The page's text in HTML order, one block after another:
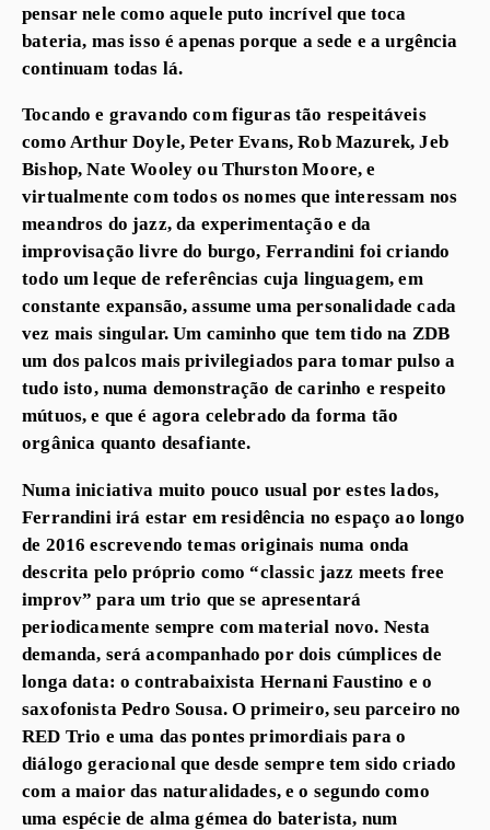
pensar nele como aquele puto incrível que toca
bateria, mas isso é apenas porque a sede e a urgência
continuam todas lá.
Tocando e gravando com figuras tão respeitáveis
como Arthur Doyle, Peter Evans, Rob Mazurek, Jeb
Bishop, Nate Wooley ou Thurston Moore, e
virtualmente com todos os nomes que interessam nos
meandros do jazz, da experimentação e da
improvisação livre do burgo, Ferrandini foi criando
todo um leque de referências cuja linguagem, em
constante expansão, assume uma personalidade cada
vez mais singular. Um caminho que tem tido na ZDB
um dos palcos mais privilegiados para tomar pulso a
tudo isto, numa demonstração de carinho e respeito
mútuos, e que é agora celebrado da forma tão
orgânica quanto desafiante.
Numa iniciativa muito pouco usual por estes lados,
Ferrandini irá estar em residência no espaço ao longo
de 2016 escrevendo temas originais numa onda
descrita pelo próprio como “classic jazz meets free
improv” para um trio que se apresentará
periodicamente sempre com material novo. Nesta
demanda, será acompanhado por dois cúmplices de
longa data: o contrabaixista Hernani Faustino e o
saxofonista Pedro Sousa. O primeiro, seu parceiro no
RED Trio e uma das pontes primordiais para o
diálogo geracional que desde sempre tem sido criado
com a maior das naturalidades, e o segundo como
uma espécie de alma gémea do baterista, num